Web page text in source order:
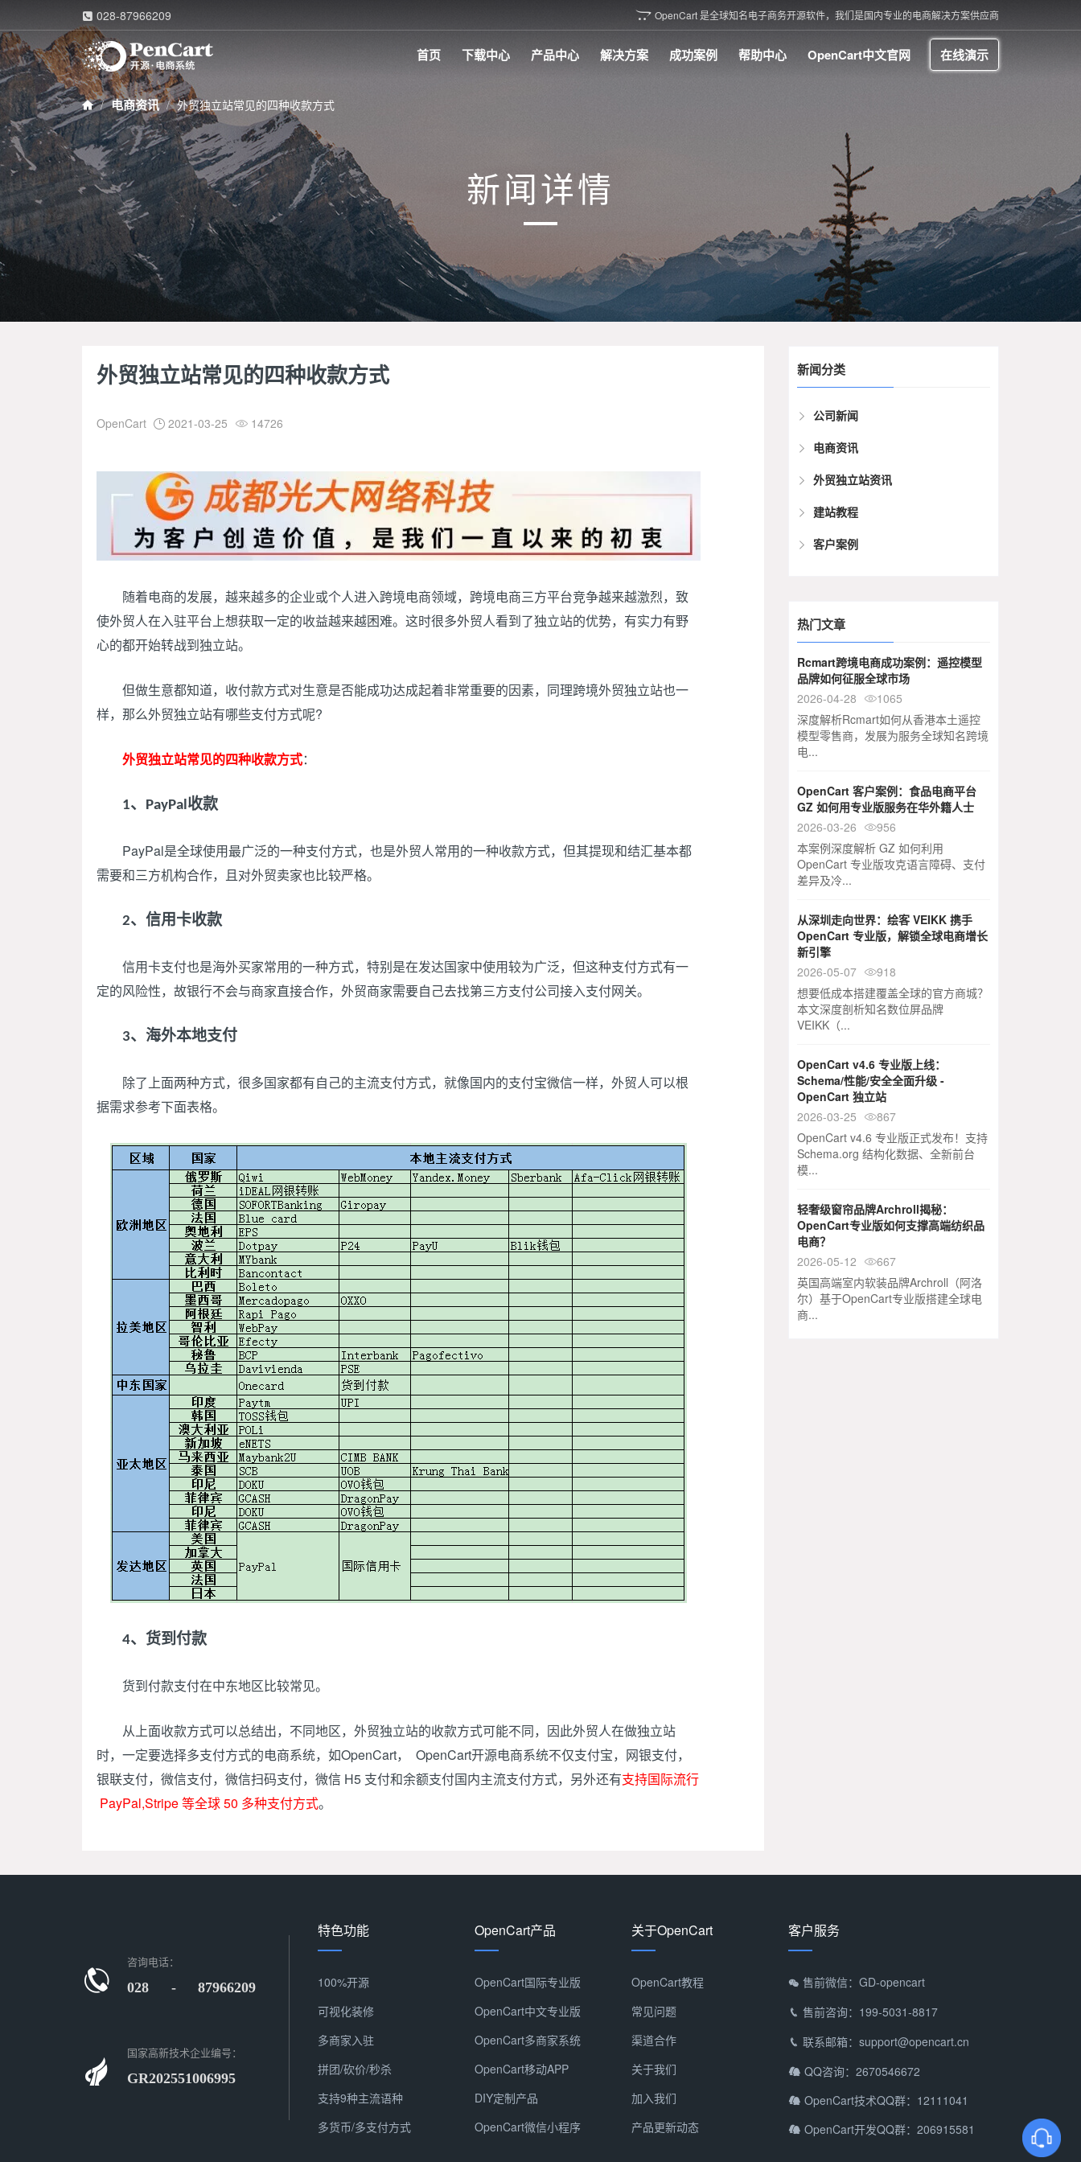
 028-87966209  OpenCart 是全球知名电子商务开源软件，我们是国内专业的电商解决方案供应商
首页 下载中心 产品中心 解决方案 成功案例 帮助中心 OpenCart中文官网 在线演示
新闻详情
 电商资讯 外贸独立站常见的四种收款方式
外贸独立站常见的四种收款方式
OpenCart  2021-03-25  14726
随着电商的发展，越来越多的企业或个人进入跨境电商领域，跨境电商三方平台竞争越来越激烈，致
使外贸人在入驻平台上想获取一定的收益越来越困难。这时很多外贸人看到了独立站的优势，有实力有野
心的都开始转战到独立站。
但做生意都知道，收付款方式对生意是否能成功达成起着非常重要的因素，同理跨境外贸独立站也一
样，那么外贸独立站有哪些支付方式呢?
外贸独立站常见的四种收款方式：
1、 PayPal收款
PayPal是全球使用最广泛的一种支付方式，也是外贸人常用的一种收款方式，但其提现和结汇基本都
需要和三方机构合作，且对外贸卖家也比较严格。
2、信用卡收款
信用卡支付也是海外买家常用的一种方式，特别是在发达国家中使用较为广泛，但这种支付方式有一
定的风险性，故银行不会与商家直接合作，外贸商家需要自己去找第三方支付公司接入支付网关。
3、海外本地支付
除了上面两种方式，很多国家都有自己的主流支付方式，就像国内的支付宝微信一样，外贸人可以根
据需求参考下面表格。
4、货到付款
货到付款支付在中东地区比较常见。
从上面收款方式可以总结出，不同地区，外贸独立站的收款方式可能不同，因此外贸人在做独立站
时，一定要选择多支付方式的电商系统，如OpenCart， OpenCart开源电商系统不仅支付宝，网银支付，
银联支付，微信支付，微信扫码支付，微信 H5 支付和余额支付国内主流支付方式，另外还有支持国际流行
PayPal,Stripe 等全球 50 多种支付方式。
新闻分类
公司新闻
电商资讯
外贸独立站资讯
建站教程
客户案例
热门文章
Rcmart跨境电商成功案例：遥控模型
品牌如何征服全球市场
2026-04-28
1065
深度解析Rcmart如何从香港本土遥控
模型零售商，发展为服务全球知名跨境
电...
OpenCart 客户案例：食品电商平台
GZ 如何用专业版服务在华外籍人士
2026-03-26
956
本案例深度解析 GZ 如何利用
OpenCart 专业版攻克语言障碍、支付
差异及冷...
从深圳走向世界：绘客 VEIKK 携手
OpenCart 专业版，解锁全球电商增长
新引擎
2026-05-07
918
想要低成本搭建覆盖全球的官方商城？
本文深度剖析知名数位屏品牌
VEIKK（...
OpenCart v4.6 专业版上线：
Schema/性能/安全全面升级 -
OpenCart 独立站
2026-03-25
867
OpenCart v4.6 专业版正式发布！支持
Schema.org 结构化数据、全新前台
模...
轻奢级窗帘品牌Archroll揭秘：
OpenCart专业版如何支撑高端纺织品
电商？
2026-05-12
667
英国高端室内软装品牌Archroll（阿洛
尔）基于OpenCart专业版搭建全球电
商...
咨询电话：
028 - 87966209
国家高新技术企业编号：
GR202551006995
特色功能
100%开源
可视化装修
多商家入驻
拼团/砍价/秒杀
支持9种主流语种
多货币/多支付方式
OpenCart产品
OpenCart国际专业版
OpenCart中文专业版
OpenCart多商家系统
OpenCart移动APP
DIY定制产品
OpenCart微信小程序
关于OpenCart
OpenCart教程
常见问题
渠道合作
关于我们
加入我们
产品更新动态
客户服务
 售前微信：GD-opencart
 售前咨询：199-5031-8817
 联系邮箱：support@opencart.cn
 QQ咨询：2670546672
 OpenCart技术QQ群：12111041
 OpenCart开发QQ群：206915581